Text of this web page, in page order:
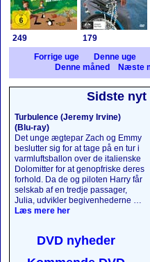
249
179
Forrige uge
Denne uge
Denne måned
Næste
Sidste nyt
Turbulence (Jeremy Irvine)
(Blu‑ray)
Det unge ægtepar Zach og Emmy
beslutter sig for at tage på en tur i
varmlufts­ballon over de italienske
Dolomitter for at genopfriske deres
forhold. Da de og piloten Harry får
selskab af en tredje passager,
Julia, udvikler begivenhederne sig
på en måde, de aldrig kunne have
været en uforglemmelig tur, til en
Læs mere her
DVD nyheder